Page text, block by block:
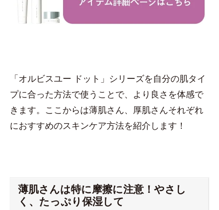
「オルビスユー ドット」シリーズを自分の肌タイ
プに合った方法で使うことで、より良さを体感で
きます。ここからは薄肌さん、厚肌さんそれぞれ
におすすめのスキンケア方法を紹介します！
薄肌さんは特に摩擦に注意！やさし
く、たっぷり保湿して